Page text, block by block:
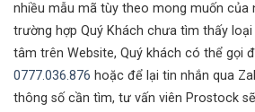
nhiều mẫu mã tùy theo mong muốn của
trường hợp Quý Khách chưa tìm thấy
tâm trên Website, Quý khách có thể gọi
0777.036.876 hoặc để lại tin nhắn qua
thông số cần tìm, tư vấn viên Prostock